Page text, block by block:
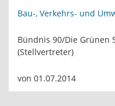
Bau-, Verkehrs- und
Bündnis 90/Die Grünen
(Stellvertreter)
von 01.07.2014